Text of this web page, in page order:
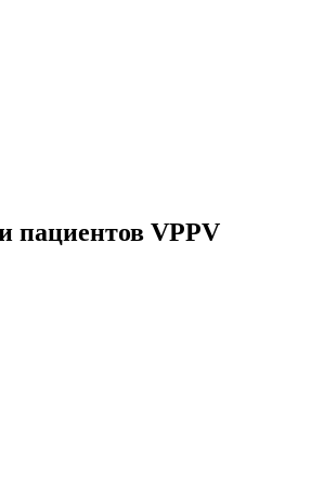
пациентов VPPV